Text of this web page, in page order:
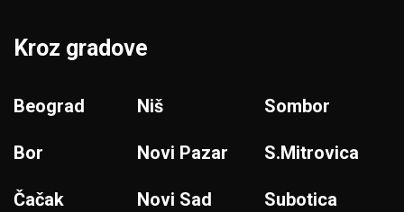
Kroz gradove
Beograd
Bor
Čačak
Niš
Novi Pazar
Novi Sad
Sombor
S.Mitrovica
Subotica